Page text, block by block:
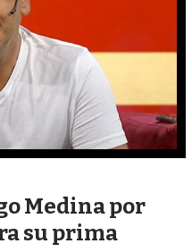
Medina por
su prima